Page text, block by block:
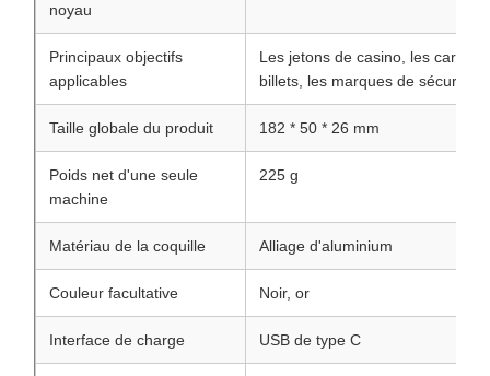
noyau
Principaux objectifs
applicables
Les jetons de casino, les cartes
billets, les marques de sécurité
Taille globale du produit 182 * 50 * 26 mm
Poids net d'une seule
machine
225 g
Matériau de la coquille Alliage d'aluminium
Couleur facultative Noir, or
Interface de charge USB de type C